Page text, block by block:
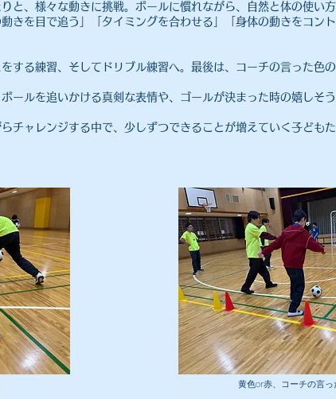
と、様々な動きに挑戦。ボールに慣れながら、自然と体の使い
きを目で追う」「タイミングを合わせる」「身体の動きをコン
する練習、そしてドリブル練習へ。最後は、コーチの言った色
ールを追いかける真剣な表情や、ゴールが決まった時の嬉しそ
チャレンジする中で、少しずつできることが増えていく子ども
黄色or赤、コーチの言っ